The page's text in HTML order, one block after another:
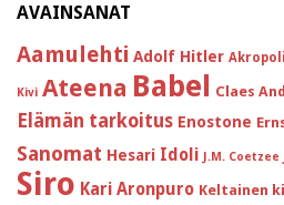
AVAINSANAT
Aamulehti Adolf Hitler
Kivi Ateena Babel Claes
Elämän tarkoitus Enostone
Sanomat Hesari Idoli J.M. Coetzee
Siro Kari Aronpuro Keltainen